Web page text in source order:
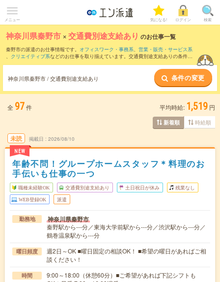
メニュー 気になる! ログイン 検索
神奈川県秦野市 ×交通費別途支給あり のお仕事一覧
秦野市の派遣のお仕事情報です。 オフィスワーク・事務系、 営業・販売・サービス系
、 クリエイティブ系などのお仕事を取り揃えています。交通費別途支給ありの条件の
神奈川県秦野市 / 交通費別途支給あり 条件の変更
全 97件 平均時給: 1,519 円
新着順 時給順
未読
NEW
掲載日 2026/08/10
年齢不問！グループホームスタッフ＊料理のお
手伝いも仕事の一つ
職種未経験OK 交通費別途支給あり 土日祝日が休み 残業なし
WEB登録OK 派遣
勤務地 神奈川県秦野市
秦野駅から---分／東海大学前駅から---分／渋沢駅から---分／
鶴巻温泉駅から---分
曜日頻度
週2日～OK ■曜日固定の相談OK！ ■希望の曜日があればご相
談ください！
時間
9:00～18:00（休憩60分）■ご希望があれば下記シフトも